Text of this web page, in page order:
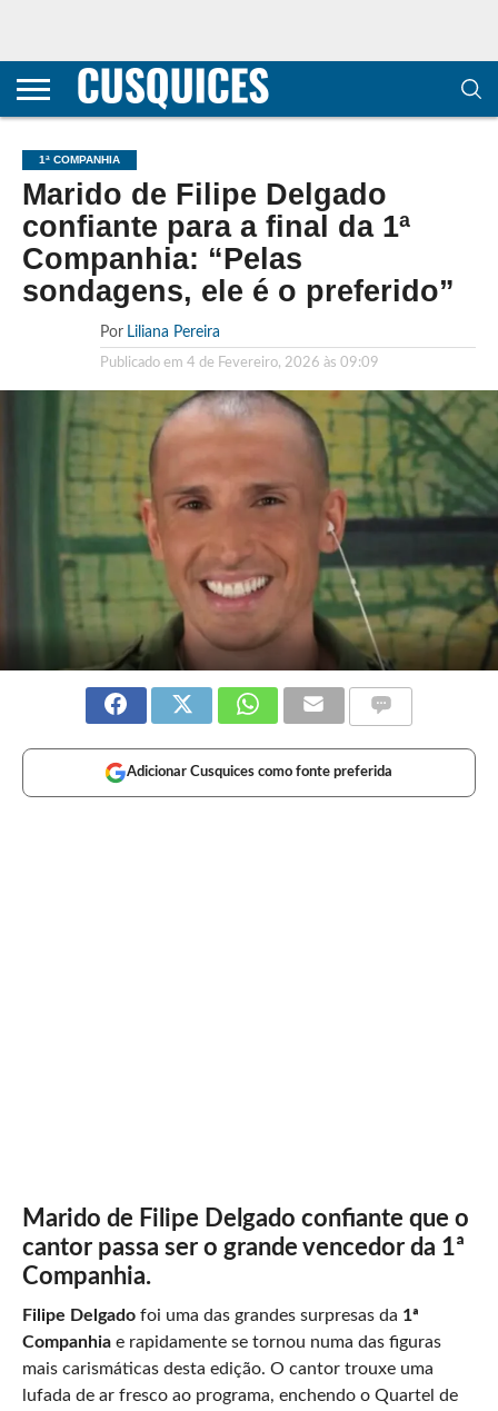
CONTACTOS
HOME
POLÍTICA DE
E COOKIES
SOBRE
TERMOS E
TRANSPARÊNCIA
METODOLOGIA
1ª COMPANHIA
Marido de Filipe Delgado
confiante para a final da 1ª
Companhia: “Pelas
sondagens, ele é o preferido”
Por Liliana Pereira
Publicado em 4 de Fevereiro, 2026 às 09:09
Adicionar Cusquices como fonte preferida
Marido de Filipe Delgado confiante que o
cantor passa ser o grande vencedor da 1ª
Companhia.
Filipe Delgado foi uma das grandes surpresas da 1ª
Companhia e rapidamente se tornou numa das figuras
mais carismáticas desta edição. O cantor trouxe uma
lufada de ar fresco ao programa, enchendo o Quartel de